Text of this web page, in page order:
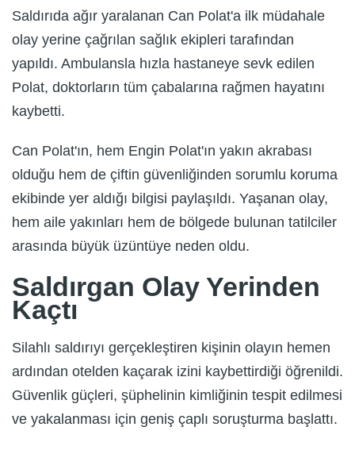
Saldırıda ağır yaralanan Can Polat'a ilk müdahale
olay yerine çağrılan sağlık ekipleri tarafından
yapıldı. Ambulansla hızla hastaneye sevk edilen
Polat, doktorların tüm çabalarına rağmen hayatını
kaybetti.
Can Polat'ın, hem Engin Polat'ın yakın akrabası
olduğu hem de çiftin güvenliğinden sorumlu koruma
ekibinde yer aldığı bilgisi paylaşıldı. Yaşanan olay,
hem aile yakınları hem de bölgede bulunan tatilciler
arasında büyük üzüntüye neden oldu.
Saldırgan Olay Yerinden
Kaçtı
Silahlı saldırıyı gerçekleştiren kişinin olayın hemen
ardından otelden kaçarak izini kaybettirdiği öğrenildi.
Güvenlik güçleri, şüphelinin kimliğinin tespit edilmesi
ve yakalanması için geniş çaplı soruşturma başlattı.